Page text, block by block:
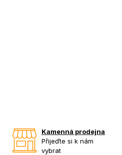
Kamenná prodejna
Přijeďte si k nám
vybrat